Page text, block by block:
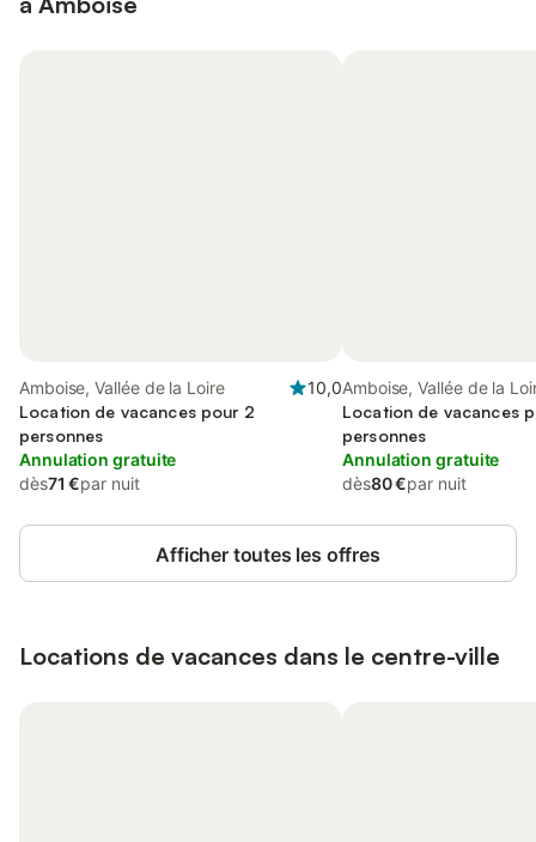
Amboise, Vallée de la Loire
10,0
Location de vacances pour 2
personnes
Annulation gratuite
dès71 €par nuit
Amboise, Vallée de la
Location de vacances
personnes
Annulation gratuite
dès80 €par nuit
Afficher toutes les offres
Locations de vacances dans le centre-ville